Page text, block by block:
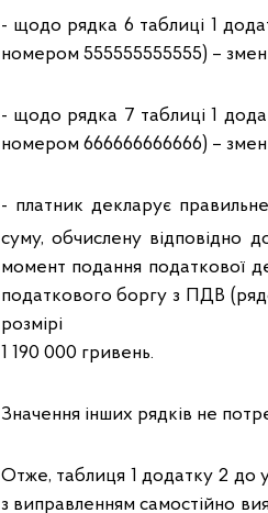
- щодо рядка 6 таблиці 1
номером 555555555555) –
- щодо рядка 7 таблиці 1
номером 666666666666) –
- платник декларує
суму, обчислену відповідно
момент подання податкової
податкового боргу з ПДВ
розмірі
1 190 000 гривень.
Значення інших рядків не
Отже, таблиця 1 додатку 2 до
з виправленням самостійно